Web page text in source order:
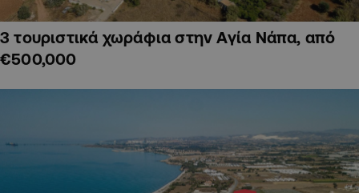
3 τουριστικά χωράφια στην Αγία Νάπα, από
€500,000